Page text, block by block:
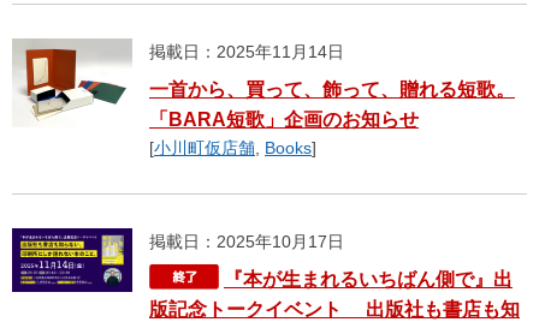
掲載日：2025年11月14日
一首から、買って、飾って、贈れる短歌。
「BARA短歌」企画のお知らせ
[小川町仮店舗, Books]
掲載日：2025年10月17日
『本が生まれるいちばん側で』出
版記念トークイベント 出版社も書店も知